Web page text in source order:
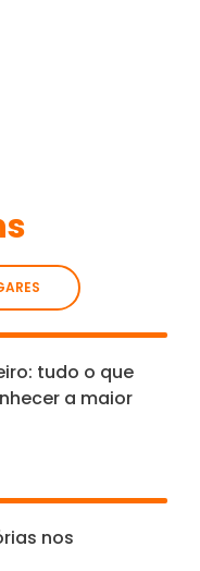
tudo o que
a maior
nos